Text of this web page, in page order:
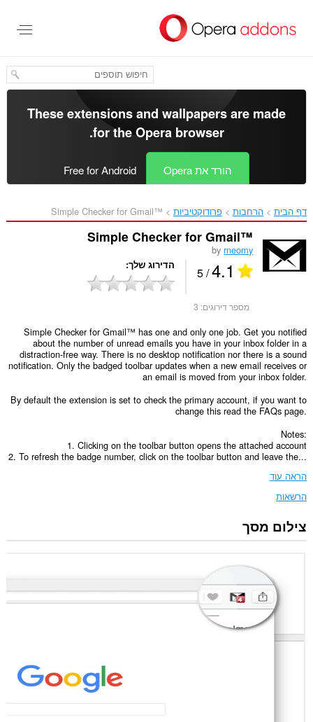
העיקרי
These extensions and wallpapers are made
for theOpera browser
.
הורד את Opera Free for Android
דף הבית הרחבות פרודוקטיביות Simple Checker for Gmail™‎
Simple Checker for Gmail™
byrneomy
4.1
/ 5 הדירוג שלך
מספר דירוגים: 3
Simple Checker for Gmail™ has one and only one job. Get you notified
about the number of unread emails you have in your inbox folder in a
distraction-free way. There is no desktop notification nor there is a sound
notification. Only the badged toolbar updates when a new email receives or
an email is moved from your inbox folder.
By default the extension is set to check the primary account, if you want to
change this read the FAQs page.
Notes:
1. Clicking on the toolbar button opens the attached account
2. To refresh the badge number, click on the toolbar button and leave the...
הראה עוד
הרשאות
הרחבה
זו
אינטרנט
מסוימים.
This
צילום מסך